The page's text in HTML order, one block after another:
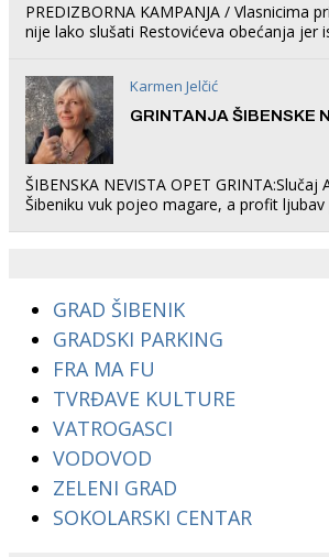
PREDIZBORNA KAMPANJA / Vlasnicima
nije lako slušati Restovićeva obećanja jer
Karmen Jelčić
GRINTANJA ŠIBENSKE
ŠIBENSKA NEVISTA OPET GRINTA:Slučaj
Šibeniku vuk pojeo magare, a profit
GRAD ŠIBENIK
GRADSKI PARKING
FRA MA FU
TVRĐAVE KULTURE
VATROGASCI
VODOVOD
ZELENI GRAD
SOKOLARSKI CENTAR